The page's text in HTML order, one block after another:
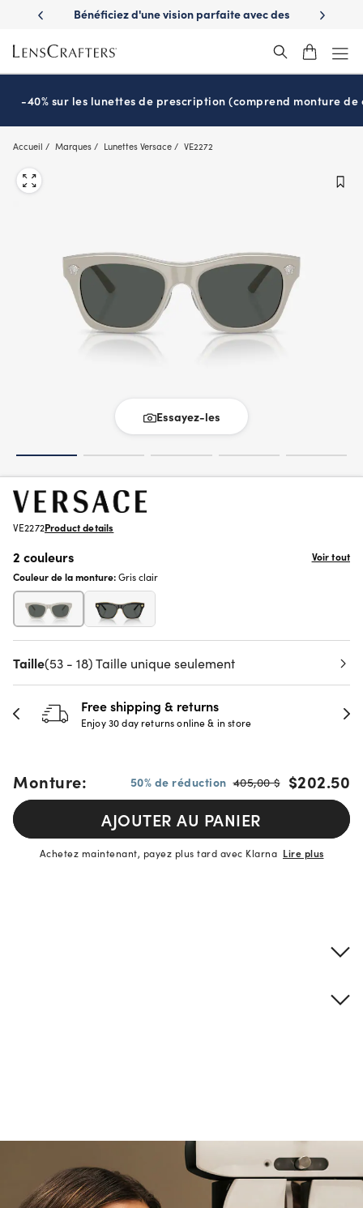
main
content
avantages
Bénéficiez d'une vision parfaite avec des
Prêt pour
-40% sur les lunettes de prescription (comprend monture de
Accueil Marques Lunettes Versace VE2272
Essayez-les
VE2272Product details
2 couleurs
Voir tout
Couleur de la monture:Gris clair
Taille(53 - 18) Taille unique seulement
Free shipping & returns
Enjoy 30 day returns online & in store
Monture: 50% de réduction 405,00 $ $202.50
AJOUTER AU PANIER
Achetez maintenant, payez plus tard avec Klarna Lire plus